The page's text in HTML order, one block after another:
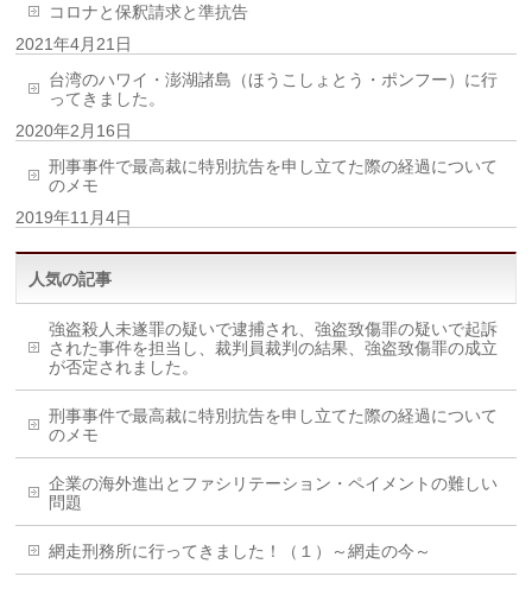
コロナと保釈請求と準抗告
2021年4月21日
台湾のハワイ・澎湖諸島（ほうこしょとう・ポンフー）に行
ってきました。
2020年2月16日
刑事事件で最高裁に特別抗告を申し立てた際の経過について
のメモ
2019年11月4日
人気の記事
強盗殺人未遂罪の疑いで逮捕され、強盗致傷罪の疑いで起訴
された事件を担当し、裁判員裁判の結果、強盗致傷罪の成立
が否定されました。
刑事事件で最高裁に特別抗告を申し立てた際の経過について
のメモ
企業の海外進出とファシリテーション・ペイメントの難しい
問題
網走刑務所に行ってきました！（１）～網走の今～